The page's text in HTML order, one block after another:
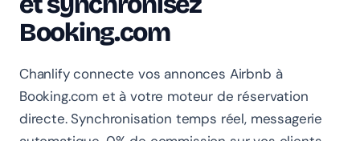
Booking.com
Chanlify connecte vos annonces Airbnb à
Booking.com et à votre moteur de réservation
directe. Synchronisation temps réel, messagerie
Bonjour 👋 Je suis l'assistant Chanlify. Comment puis-
je vous aider ?